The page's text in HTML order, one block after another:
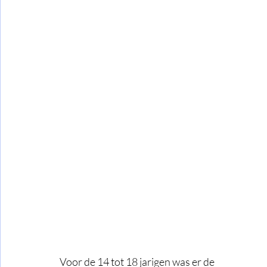
Voor de 14 tot 18 jarigen was er de